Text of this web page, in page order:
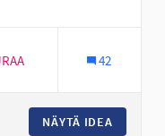
Seinäjoki
42
NÄYTÄ IDEA